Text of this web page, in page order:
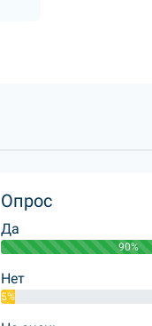
Опрос
Да
90%
Нет
5%